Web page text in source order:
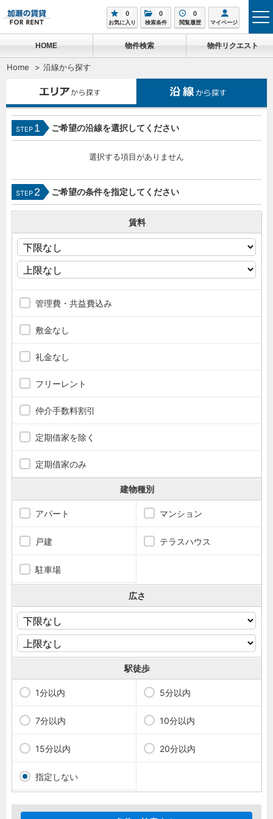
0
お気に入り
0
検索条件
0
閲覧履歴 マイページ
HOME 物件検索 物件リクエスト
Home 沿線から探す
STEP 1 ご希望の沿線を選択してください
選択する項目がありません
STEP 2 ご希望の条件を指定してください
賃料
管理費・共益費込み
敷金なし
礼金なし
フリーレント
仲介手数料割引
定期借家を除く
定期借家のみ
建物種別
アパート マンション
戸建 テラスハウス
駐車場
広さ
駅徒歩
1分以内 5分以内
7分以内 10分以内
15分以内 20分以内
指定しない